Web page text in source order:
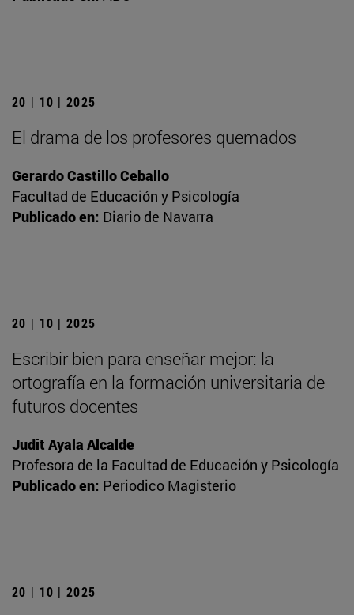
20 | 10 | 2025
El drama de los profesores quemados
Gerardo Castillo Ceballo
Facultad de Educación y Psicología
Publicado en: Diario de Navarra
20 | 10 | 2025
Escribir bien para enseñar mejor: la
ortografía en la formación universitaria de
futuros docentes
Judit Ayala Alcalde
Profesora de la Facultad de Educación y Psicología
Publicado en: Periodico Magisterio
20 | 10 | 2025